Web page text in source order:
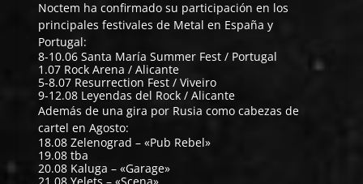
Noctem ha confirmado su participación en los
principales festivales de Metal en España y
Portugal:
8-10.06 Santa María Summer Fest / Portugal
1.07 Rock Arena / Alicante
5-8.07 Resurrection Fest / Viveiro
9-12.08 Leyendas del Rock / Alicante
Además de una gira por Rusia como cabezas de
cartel en Agosto:
18.08 Zelenograd – «Pub Rebel»
19.08 tba
20.08 Kaluga – «Garage»
21.08 Yelets – «Scena»